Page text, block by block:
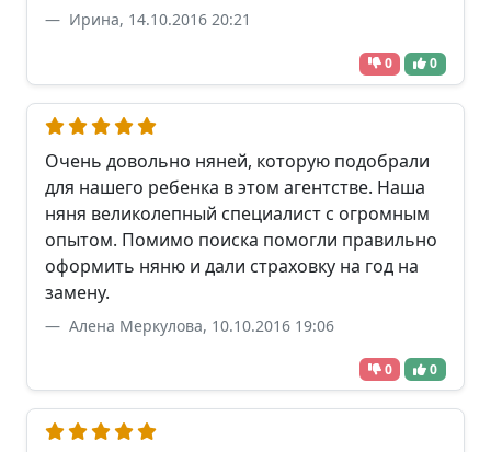
Ирина, 14.10.2016 20:21
0 0
Очень довольно няней, которую подобрали
для нашего ребенка в этом агентстве. Наша
няня великолепный специалист с огромным
опытом. Помимо поиска помогли правильно
оформить няню и дали страховку на год на
замену.
Алена Меркулова, 10.10.2016 19:06
0 0